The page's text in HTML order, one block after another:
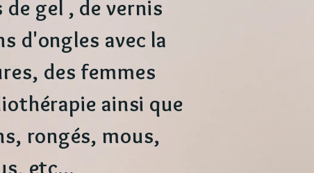
gel , de vernis
d'ongles avec la
des femmes
ainsi que
rongés, mous,
etc...